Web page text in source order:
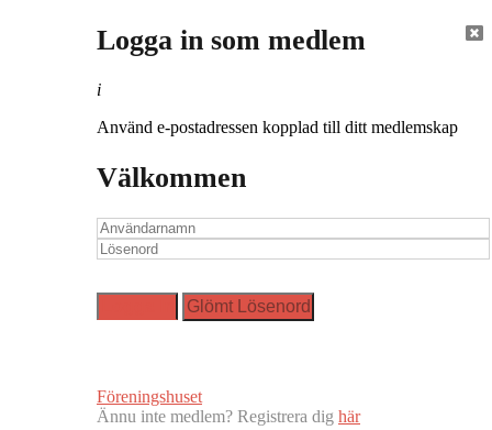
Logga in som medlem
i
Använd e-postadressen kopplad till ditt medlemskap
Välkommen
Föreningshuset
Ännu inte medlem? Registrera dig här